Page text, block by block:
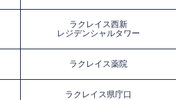
ラクレイス西新
レジデンシャルタワー
ラクレイス薬院
ラクレイス県庁口